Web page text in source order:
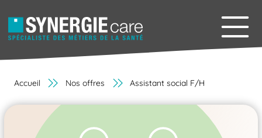
Accueil Nos offres Assistant social F/H